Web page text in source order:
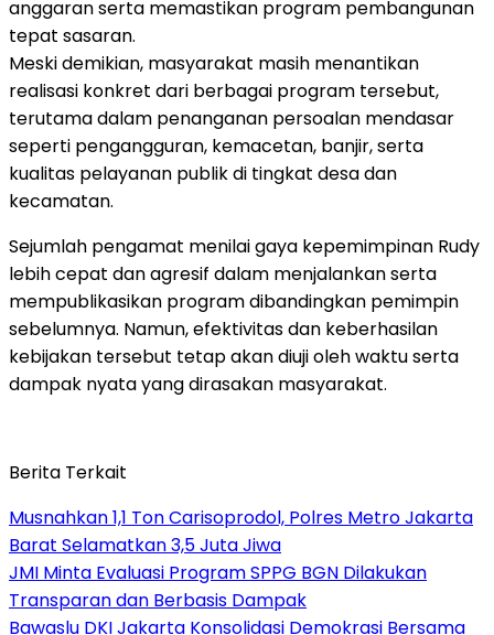
anggaran serta memastikan program pembangunan
tepat sasaran.
Meski demikian, masyarakat masih menantikan
realisasi konkret dari berbagai program tersebut,
terutama dalam penanganan persoalan mendasar
seperti pengangguran, kemacetan, banjir, serta
kualitas pelayanan publik di tingkat desa dan
kecamatan.
Sejumlah pengamat menilai gaya kepemimpinan Rudy
lebih cepat dan agresif dalam menjalankan serta
mempublikasikan program dibandingkan pemimpin
sebelumnya. Namun, efektivitas dan keberhasilan
kebijakan tersebut tetap akan diuji oleh waktu serta
dampak nyata yang dirasakan masyarakat.
Berita Terkait
Musnahkan 1,1 Ton Carisoprodol, Polres Metro Jakarta
Barat Selamatkan 3,5 Juta Jiwa
JMI Minta Evaluasi Program SPPG BGN Dilakukan
Transparan dan Berbasis Dampak
Bawaslu DKI Jakarta Konsolidasi Demokrasi Bersama